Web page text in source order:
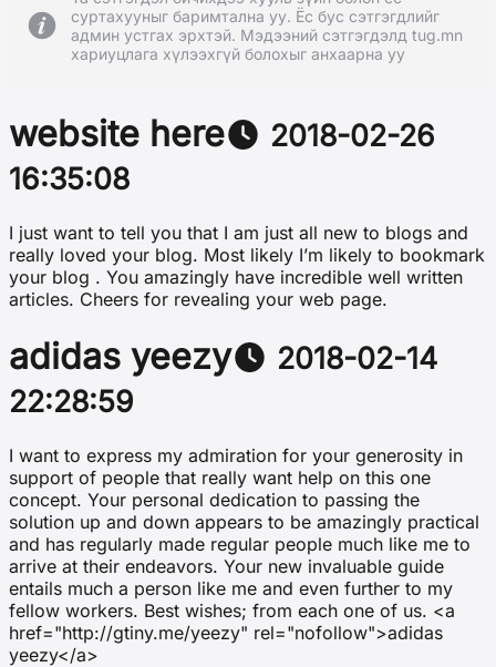
суртахууныг баримтална уу. Ёс бус сэтгэгдлийг
админ устгах эрхтэй. Мэдээний сэтгэгдэлд tug.mn
хариуцлага хүлээхгүй болохыг анхаарна уу
website here
2018-02-26
16:35:08
I just want to tell you that I am just all new to blogs and
really loved your blog. Most likely I’m likely to bookmark
your blog . You amazingly have incredible well written
articles. Cheers for revealing your web page.
adidas yeezy
2018-02-14
22:28:59
I want to express my admiration for your generosity in
support of people that really want help on this one
concept. Your personal dedication to passing the
solution up and down appears to be amazingly practical
and has regularly made regular people much like me to
arrive at their endeavors. Your new invaluable guide
entails much a person like me and even further to my
fellow workers. Best wishes; from each one of us. <a
href="http://gtiny.me/yeezy" rel="nofollow">adidas
yeezy</a>